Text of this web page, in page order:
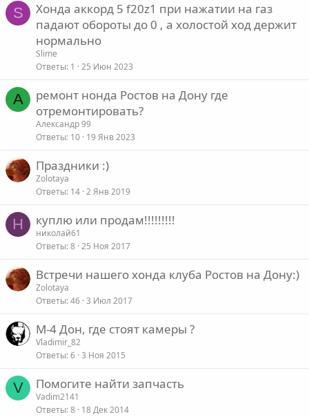
S
Хонда аккорд 5 f20z1 при нажатии на газ
падают обороты до 0 , а холостой ход держит
нормально
Slime
Ответы 1 25 Июн 2023
А
ремонт нонда Ростов на Дону где
отремонтировать?
Александр 99
Ответы 10 19 Янв 2023
Праздники :)
Zolotaya
Ответы 14 2 Янв 2019
Н куплю или продам!!!!!!!!!
николай61
Ответы 8 25 Ноя 2017
Встречи нашего хонда клуба Ростов на Дону:)
Zolotaya
Ответы 46 3 Июл 2017
М-4 Дон, где стоят камеры ?
Vladimir_82
Ответы 6 3 Ноя 2015
V Помогите найти запчасть
Vadim2141
Ответы 8 18 Дек 2014